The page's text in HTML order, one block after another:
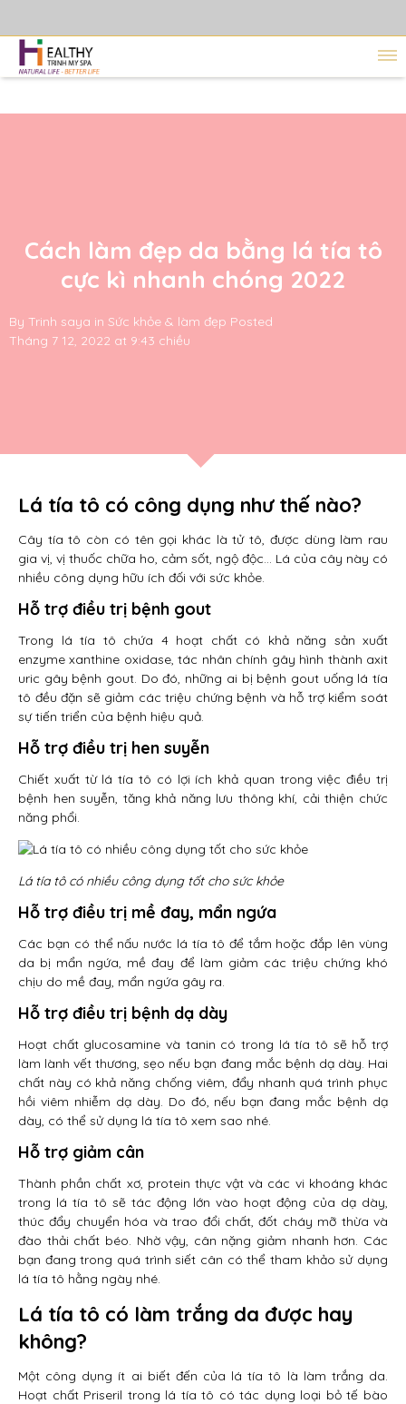
Cách làm đẹp da bằng lá tía tô
cực kì nhanh chóng 2022
By Trinh saya in Sức khỏe & làm đẹp Posted
Tháng 7 12, 2022 at 9:43 chiều
Lá tía tô có công dụng như thế nào?
Cây tía tô còn có tên gọi khác là tử tô, được dùng làm rau
gia vị, vị thuốc chữa ho, cảm sốt, ngộ độc… Lá của cây này có
nhiều công dụng hữu ích đối với sức khỏe.
Hỗ trợ điều trị bệnh gout
Trong lá tía tô chứa 4 hoạt chất có khả năng sản xuất
enzyme xanthine oxidase, tác nhân chính gây hình thành axit
uric gây bệnh gout. Do đó, những ai bị bệnh gout uống lá tía
tô đều đặn sẽ giảm các triệu chứng bệnh và hỗ trợ kiểm soát
sự tiến triển của bệnh hiệu quả.
Hỗ trợ điều trị hen suyễn
Chiết xuất từ lá tía tô có lợi ích khả quan trong việc điều trị
bệnh hen suyễn, tăng khả năng lưu thông khí, cải thiện chức
năng phổi.
Lá tía tô có nhiều công dụng tốt cho sức khỏe
Hỗ trợ điều trị mề đay, mẩn ngứa
Các bạn có thể nấu nước lá tía tô để tắm hoặc đắp lên vùng
da bị mẩn ngứa, mề đay để làm giảm các triệu chứng khó
chịu do mề đay, mẩn ngứa gây ra.
Hỗ trợ điều trị bệnh dạ dày
Hoạt chất glucosamine và tanin có trong lá tía tô sẽ hỗ trợ
làm lành vết thương, sẹo nếu bạn đang mắc bệnh dạ dày. Hai
chất này có khả năng chống viêm, đẩy nhanh quá trình phục
hồi viêm nhiễm dạ dày. Do đó, nếu bạn đang mắc bệnh dạ
dày, có thể sử dụng lá tía tô xem sao nhé.
Hỗ trợ giảm cân
Thành phần chất xơ, protein thực vật và các vi khoáng khác
trong lá tía tô sẽ tác động lớn vào hoạt động của dạ dày,
thúc đẩy chuyển hóa và trao đổi chất, đốt cháy mỡ thừa và
đào thải chất béo. Nhờ vậy, cân nặng giảm nhanh hơn. Các
bạn đang trong quá trình siết cân có thể tham khảo sử dụng
lá tía tô hằng ngày nhé.
Lá tía tô có làm trắng da được hay
không?
Một công dụng ít ai biết đến của lá tía tô là làm trắng da.
Hoạt chất Priseril trong lá tía tô có tác dụng loại bỏ tế bào